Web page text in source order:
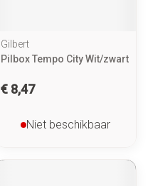
Gilbert
Pilbox Tempo City Wit/zwart
€ 8,47
Niet beschikbaar